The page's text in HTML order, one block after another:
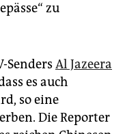
zu
Senders Al Jazeera
es auch
so eine
Die Reporter